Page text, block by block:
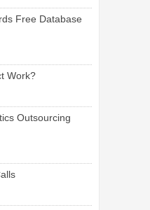
Free Database
Work?
Outsourcing